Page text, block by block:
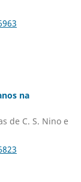
na
de C. S. Nino e